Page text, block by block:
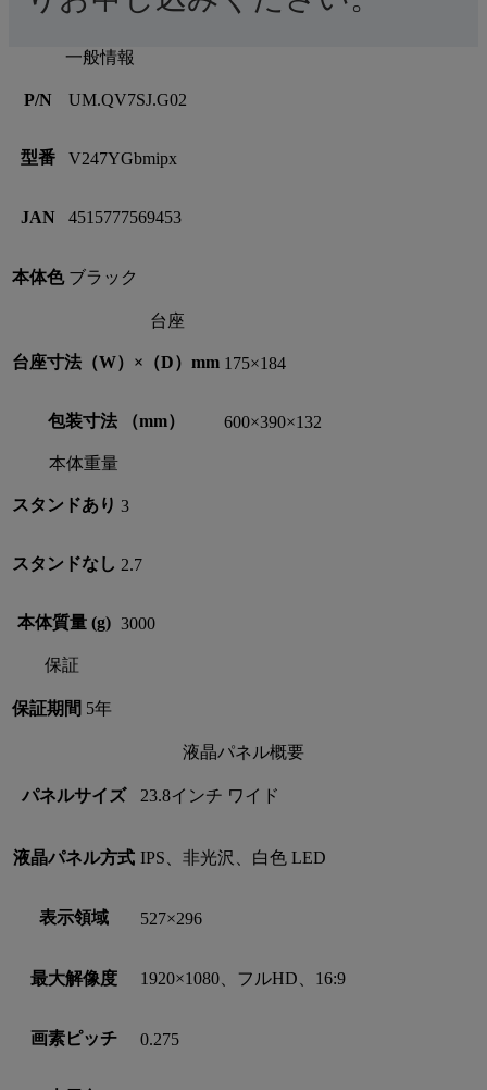
一般情報
P/N UM.QV7SJ.G02
型番 V247YGbmipx
JAN 4515777569453
本体色 ブラック
台座
台座寸法（W）×（D）mm 175×184
包装寸法 （mm） 600×390×132
本体重量
スタンドあり 3
スタンドなし 2.7
本体質量 (g) 3000
保証
保証期間 5年
液晶パネル概要
パネルサイズ 23.8インチ ワイド
液晶パネル方式 IPS、非光沢、白色 LED
表示領域 527×296
最大解像度 1920×1080、フルHD、16:9
画素ピッチ 0.275